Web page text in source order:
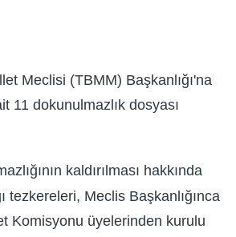
Meclisi (TBMM) Başkanlığı'na
11 dokunulmazlık dosyası
kaldırılması hakkında
tezkereleri, Meclis Başkanlığınca
Komisyonu üyelerinden kurulu